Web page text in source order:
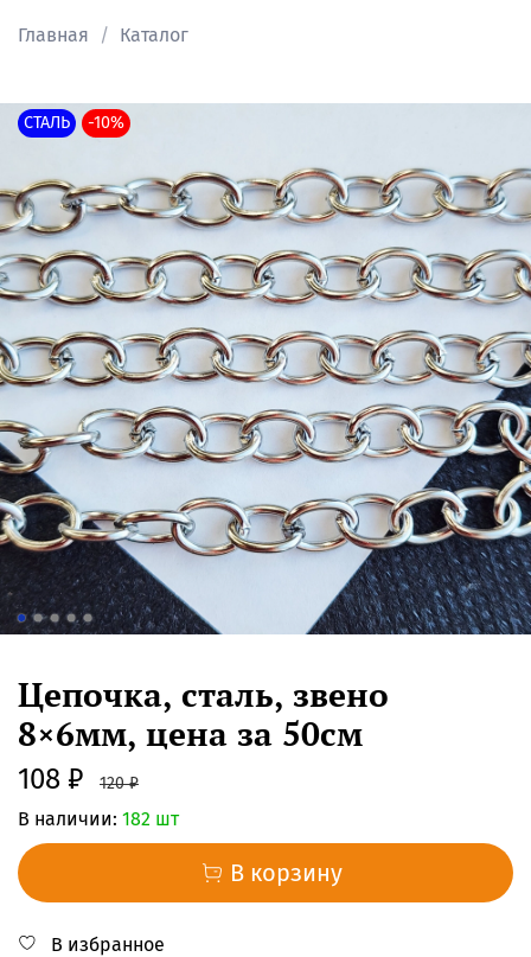
Главная Каталог
СТАЛЬ -10%
Цепочка, сталь, звено
8×6мм, цена за 50см
108 ₽ 120 ₽
В наличии: 182 шт
В корзину
В избранное